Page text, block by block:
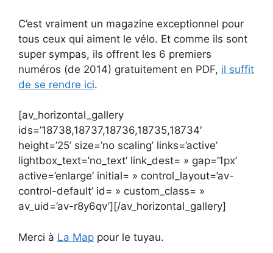
C’est vraiment un magazine exceptionnel pour
tous ceux qui aiment le vélo. Et comme ils sont
super sympas, ils offrent les 6 premiers
numéros (de 2014) gratuitement en PDF, il suffit
de se rendre ici.
[av_horizontal_gallery
ids=’18738,18737,18736,18735,18734′
height=’25’ size=’no scaling’ links=’active’
lightbox_text=’no_text’ link_dest= » gap=’1px’
active=’enlarge’ initial= » control_layout=’av-
control-default’ id= » custom_class= »
av_uid=’av-r8y6qv’][/av_horizontal_gallery]
Merci à La Map pour le tuyau.